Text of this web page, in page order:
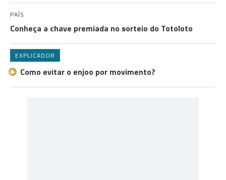
PAÍS
Conheça a chave premiada no sorteio do Totoloto
EXPLICADOR
Como evitar o enjoo por movimento?